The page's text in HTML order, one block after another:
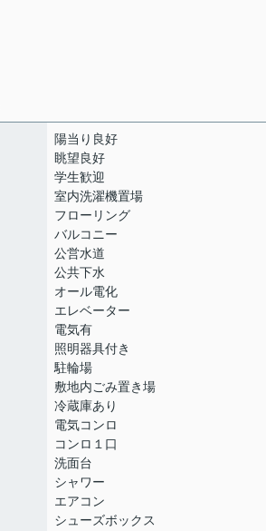
陽当り良好
眺望良好
学生歓迎
室内洗濯機置場
フローリング
バルコニー
公営水道
公共下水
オール電化
エレベーター
電気有
照明器具付き
駐輪場
敷地内ごみ置き場
冷蔵庫あり
電気コンロ
コンロ１口
洗面台
シャワー
エアコン
シューズボックス